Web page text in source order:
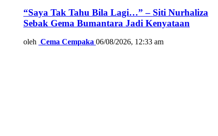
“Saya Tak Tahu Bila Lagi…” – Siti Nurhaliza
Sebak Gema Bumantara Jadi Kenyataan
oleh Cema Cempaka 06/08/2026, 12:33 am